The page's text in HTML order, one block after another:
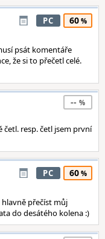
PC 60
psát komentáře
že si to přečetl celé.
--
četl. resp. četl jsem první
PC 60
hlavně přečíst můj
do desátého kolena :)